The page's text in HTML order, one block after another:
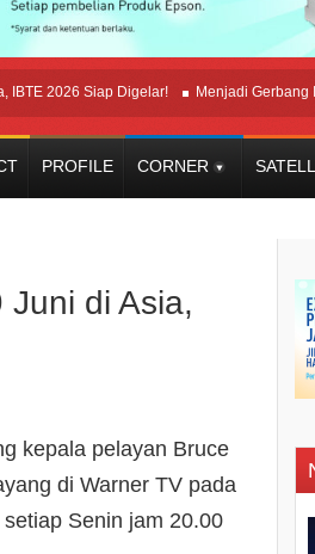
Siap Digelar! Menjadi Gerbang
PROFILE CORNER
Juni di Asia,
kepala pelayan Bruce
di Warner TV pada
Senin jam 20.00